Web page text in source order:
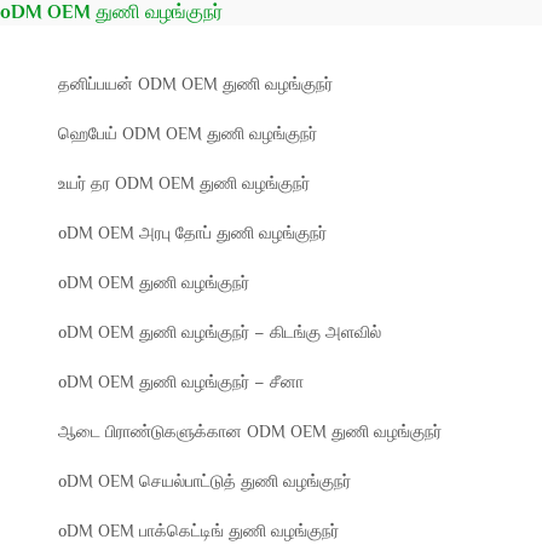
oDM OEM துணி வழங்குநர்
தனிப்பயன் ODM OEM துணி வழங்குநர்
ஹெபேய் ODM OEM துணி வழங்குநர்
உயர் தர ODM OEM துணி வழங்குநர்
oDM OEM அரபு தோப் துணி வழங்குநர்
oDM OEM துணி வழங்குநர்
oDM OEM துணி வழங்குநர் – கிடங்கு அளவில்
oDM OEM துணி வழங்குநர் – சீனா
ஆடை பிராண்டுகளுக்கான ODM OEM துணி வழங்குநர்
oDM OEM செயல்பாட்டுத் துணி வழங்குநர்
oDM OEM பாக்கெட்டிங் துணி வழங்குநர்